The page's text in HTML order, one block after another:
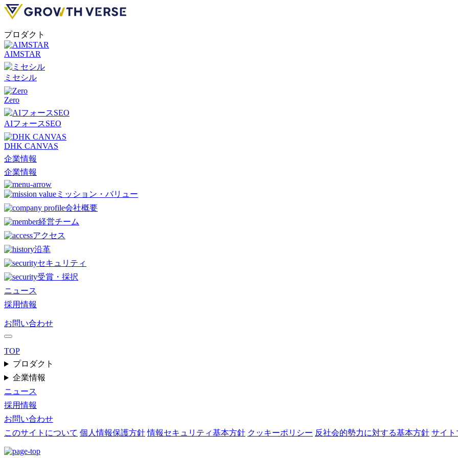
プロダクト
AIMSTAR
ミセシル
Zero
AIフォースSEO
DHK CANVAS
企業情報
企業情報
ミッション・バリュー
会社概要
経営チーム
アクセス
沿革
セキュリティ
受賞・採択
ニュース
採用情報
お問い合わせ
TOP
プロダクト
企業情報
ニュース
採用情報
お問い合わせ
このサイトについて 個人情報保護方針 情報セキュリティ基本方針 クッキーポリシー 反社会的勢力に対する基本方針 サイト